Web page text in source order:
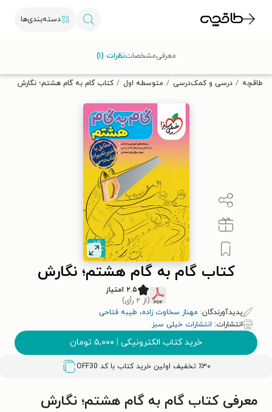
دسته‌بندی‌ها
تخفیف از طاقچه دریافت کن.
طاقچه درسی و کمک‌درسی متوسطه اول کتاب گام به گام هشتم؛ نگارش
کتاب گام به گام هشتم؛ نگارش
۲.۵ امتیاز
(از ۲ رأی)
پدیدآورندگان: مهناز سخاوت زاده، طیبه فتاحی
انتشارات: انتشارات خیلی سبز
خرید کتاب الکترونیکی | ۵,۰۰۰ تومان
٪۳۰ تخفیف اولین خرید کتاب با کد OFF30
معرفیمشخصاتنظرات (۱)
معرفی کتاب گام به گام هشتم؛ نگارش